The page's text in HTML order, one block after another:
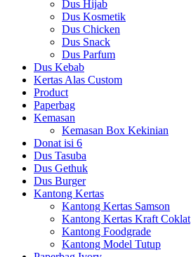
Dus Hijab
Dus Kosmetik
Dus Chicken
Dus Snack
Dus Parfum
Dus Kebab
Kertas Alas Custom
Product
Paperbag
Kemasan
Kemasan Box Kekinian
Donat isi 6
Dus Tasuba
Dus Gethuk
Dus Burger
Kantong Kertas
Kantong Kertas Samson
Kantong Kertas Kraft Coklat
Kantong Foodgrade
Kantong Model Tutup